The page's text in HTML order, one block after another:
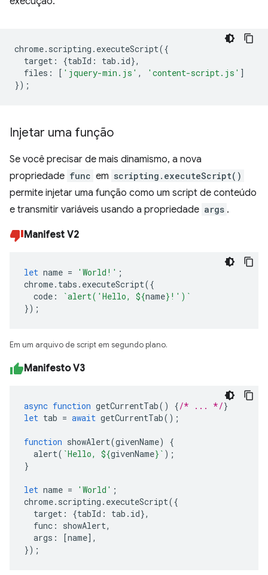
chrome. scripting . executeScript({
target : {tabId : tab . id},
files : [ 'jquery-min.js' , 'content-script.js' ]
});
Injetar uma função
Se você precisar de mais dinamismo, a nova
propriedade func em scripting.executeScript()
permite injetar uma função como um script de conteúdo
e transmitir variáveis usando a propriedade args .
Manifest V2
let name = 'World!' ;
chrome. tabs . executeScript({
code : `alert('Hello, ${name} !')`
});
Em um arquivo de script em segundo plano.
Manifesto V3
async function getCurrentTab() {/* ... */}
let tab = await getCurrentTab();
function showAlert(givenName)
{
alert( `Hello, ${givenName} ` );
}
let name = 'World' ;
chrome. scripting . executeScript({
target : {tabId : tab . id},
func : showAlert,
args : [name],
});